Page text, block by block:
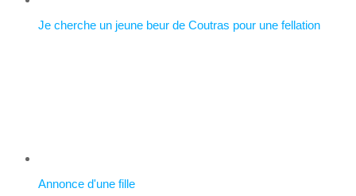
Je cherche un jeune beur de Coutras pour une fellation
Annonce d'une fille